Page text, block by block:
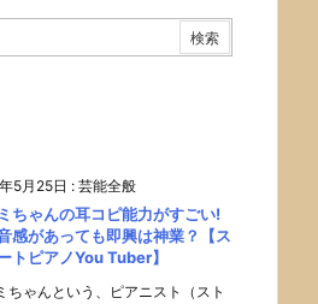
5月25日 : 芸能全般
ちゃんの耳コピ能力がすごい!
感があっても即興は神業？【ス
トピアノYou Tuber】
ちゃんという、ピアニスト（スト